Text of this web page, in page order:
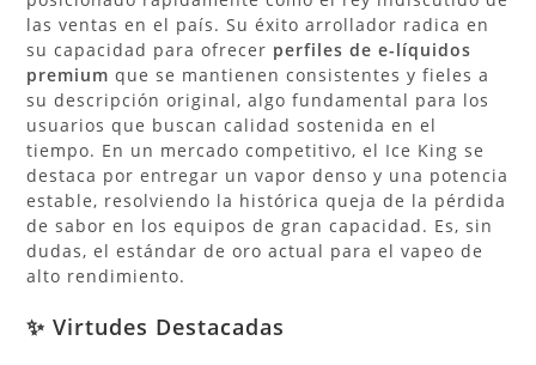
las ventas en el país. Su éxito arrollador radica en
su capacidad para ofrecer perfiles de e-líquidos
premium que se mantienen consistentes y fieles a
su descripción original, algo fundamental para los
usuarios que buscan calidad sostenida en el
tiempo. En un mercado competitivo, el Ice King se
destaca por entregar un vapor denso y una potencia
estable, resolviendo la histórica queja de la pérdida
de sabor en los equipos de gran capacidad. Es, sin
dudas, el estándar de oro actual para el vapeo de
alto rendimiento.
✨ Virtudes Destacadas